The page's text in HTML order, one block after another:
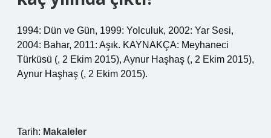
1994: Dün ve Gün, 1999: Yolculuk, 2002: Yar Sesi,
2004: Bahar, 2011: Aşık. KAYNAKÇA: Meyhaneci
Türküsü (, 2 Ekim 2015), Aynur Haşhaş (, 2 Ekim 2015),
Aynur Haşhaş (, 2 Ekim 2015).
Tarih: Makaleler